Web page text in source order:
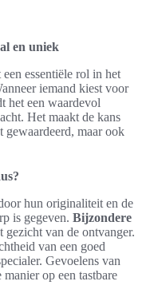
en uniek
essentiële rol in het
iemand kiest voor
het een waardevol
Het maakt de kans
gewaardeerd, maar ook
hun originaliteit en de
is gegeven. Bijzondere
gezicht van de ontvanger.
van een goed
Gevoelens van
op een tastbare